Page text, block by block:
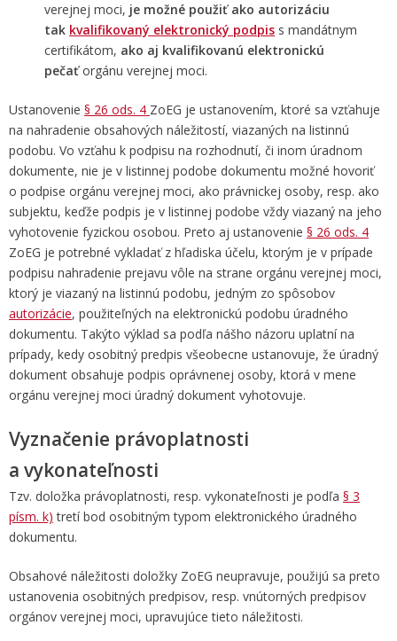
verejnej moci, je možné použiť ako autorizáciu
tak kvalifikovaný elektronický podpis s mandátnym
certifikátom, ako aj kvalifikovanú elektronickú
pečaťorgánu verejnej moci.
Ustanovenie § 26 ods. 4 ZoEG je ustanovením, ktoré sa vzťahuje
na nahradenie obsahových náležitostí, viazaných na listinnú
podobu. Vo vzťahu k podpisu na rozhodnutí, či inom úradnom
dokumente, nie je v listinnej podobe dokumentu možné hovoriť
o podpise orgánu verejnej moci, ako právnickej osoby, resp. ako
subjektu, keďže podpis je v listinnej podobe vždy viazaný na jeho
vyhotovenie fyzickou osobou. Preto aj ustanovenie § 26 ods. 4
ZoEG je potrebné vykladať z hľadiska účelu, ktorým je v prípade
podpisu nahradenie prejavu vôle na strane orgánu verejnej moci,
ktorý je viazaný na listinnú podobu, jedným zo spôsobov
autorizácie, použiteľných na elektronickú podobu úradného
dokumentu. Takýto výklad sa podľa nášho názoru uplatní na
prípady, kedy osobitný predpis všeobecne ustanovuje, že úradný
dokument obsahuje podpis oprávnenej osoby, ktorá v mene
orgánu verejnej moci úradný dokument vyhotovuje.
Vyznačenie právoplatnosti
a vykonateľnosti
Tzv. doložka právoplatnosti, resp. vykonateľnosti je podľa § 3
písm. k) tretí bod osobitným typom elektronického úradného
dokumentu.
Obsahové náležitosti doložky ZoEG neupravuje, použijú sa preto
ustanovenia osobitných predpisov, resp. vnútorných predpisov
orgánov verejnej moci, upravujúce tieto náležitosti.